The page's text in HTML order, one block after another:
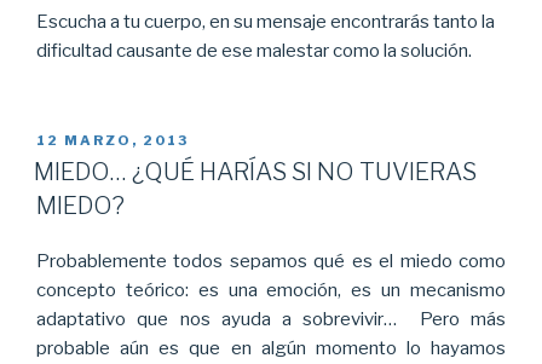
Escucha a tu cuerpo, en su mensaje encontrarás tanto la
dificultad causante de ese malestar como la solución.
PUBLICADO
EL
12 MARZO, 2013
MIEDO… ¿QUÉ HARÍAS SI NO TUVIERAS
MIEDO?
Probablemente todos sepamos qué es el miedo como
concepto teórico: es una emoción, es un mecanismo
adaptativo que nos ayuda a sobrevivir… Pero más
probable aún es que en algún momento lo hayamos